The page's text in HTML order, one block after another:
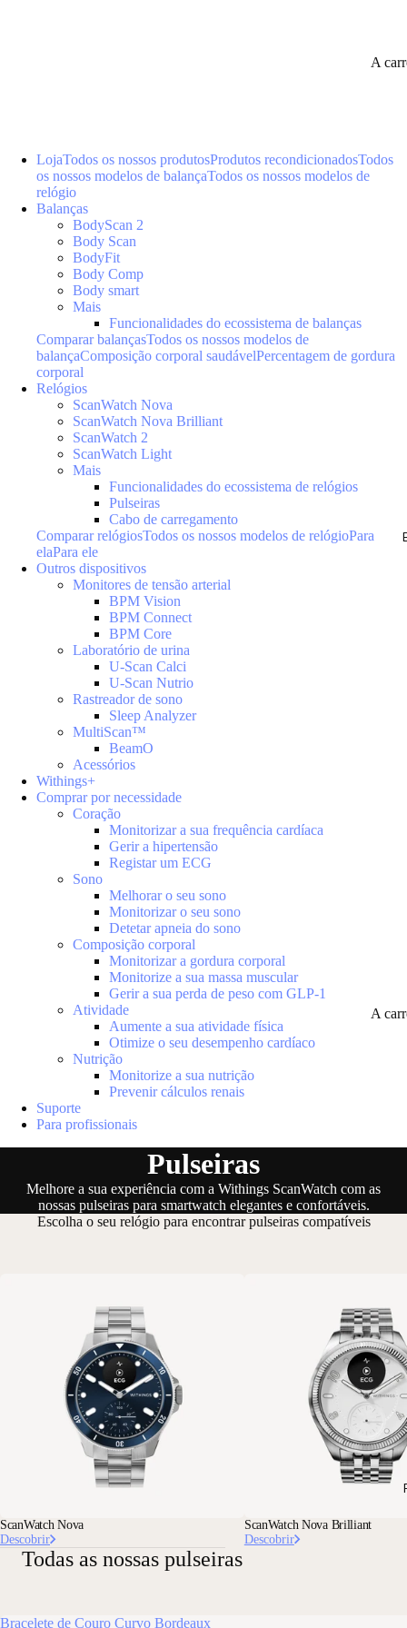
A
A
LojaTodos os nossos produtosProdutos recondicionadosTodos
os nossos modelos de balançaTodos os nossos modelos de
relógio
Balanças
BodyScan 2
Body Scan
BodyFit
Body Comp
Body smart
Mais
Funcionalidades do ecossistema de balanças
Comparar balançasTodos os nossos modelos de
balançaComposição corporal saudávelPercentagem de gordura
corporal
Relógios
ScanWatch Nova
ScanWatch Nova Brilliant
ScanWatch 2
ScanWatch Light
Mais
Funcionalidades do ecossistema de relógios
Pulseiras
Cabo de carregamento
Comparar relógiosTodos os nossos modelos de relógioPara
elaPara ele
Outros dispositivos
Monitores de tensão arterial
BPM Vision
BPM Connect
BPM Core
Laboratório de urina
U-Scan Calci
U-Scan Nutrio
Rastreador de sono
Sleep Analyzer
MultiScan™
BeamO
Acessórios
Withings+
Comprar por necessidade
Coração
Monitorizar a sua frequência cardíaca
Gerir a hipertensão
Registar um ECG
Sono
Melhorar o seu sono
Monitorizar o seu sono
Detetar apneia do sono
Composição corporal
Monitorizar a gordura corporal
Monitorize a sua massa muscular
Gerir a sua perda de peso com GLP-1
Atividade
Aumente a sua atividade física
Otimize o seu desempenho cardíaco
Nutrição
Monitorize a sua nutrição
Prevenir cálculos renais
Suporte
Para profissionais
Pulseiras
Melhore a sua experiência com a Withings ScanWatch com as
nossas pulseiras para smartwatch elegantes e confortáveis.
Escolha o seu relógio para encontrar pulseiras compatíveis
ScanWatch Nova
Descobrir
ScanWatch Nova Brilliant
Descobrir
Todas as nossas pulseiras
Bracelete de Couro Curvo Bordeaux